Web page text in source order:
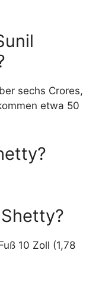
sechs Crores,
etwa 50
10 Zoll (1,78